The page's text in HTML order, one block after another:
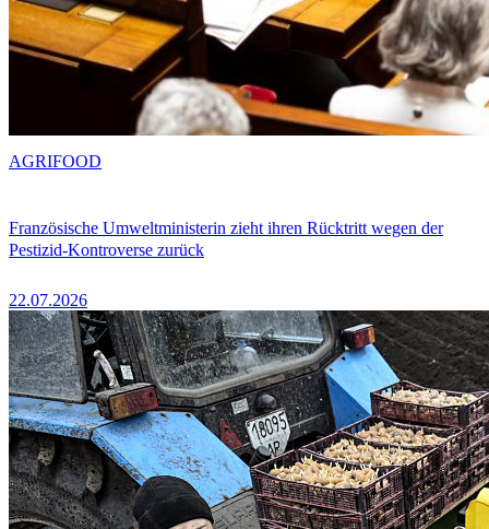
Französische Umweltministerin zieht ihren Rücktritt wegen der
Pestizid-Kontroverse zurück
22.07.2026
AGRIFOOD